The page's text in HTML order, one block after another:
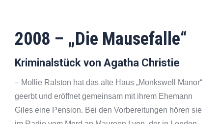
2008 – „Die Mausefalle“
Kriminalstück von Agatha Christie
– Mollie Ralston hat das alte Haus „Monkswell Manor“
geerbt und eröffnet gemeinsam mit ihrem Ehemann
Giles eine Pension. Bei den Vorbereitungen hören sie